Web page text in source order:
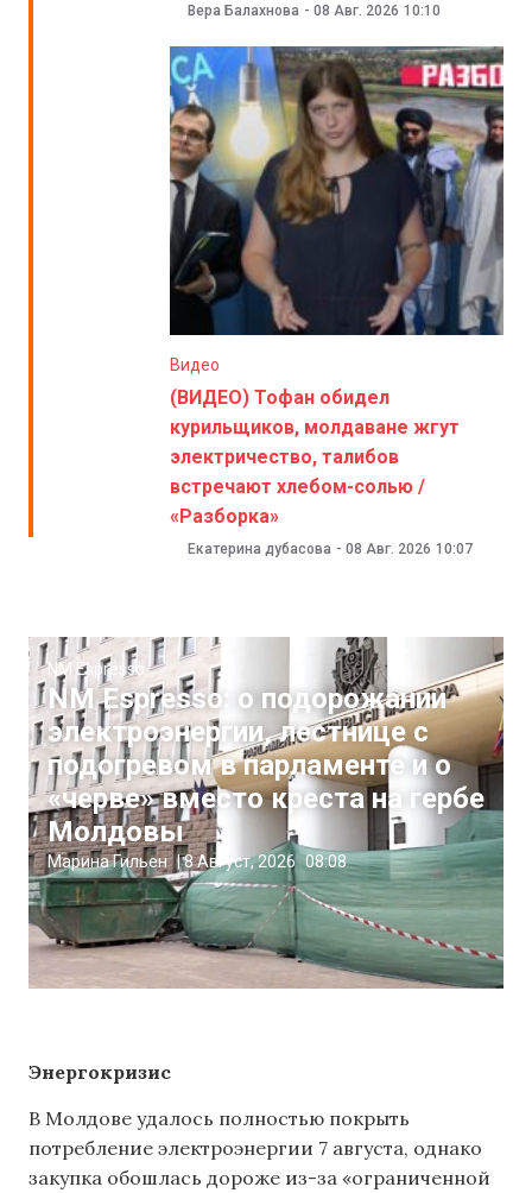
Вера Балахнова - 08 Авг. 2026 10:10
Видео
(ВИДЕО) Тофан обидел
курильщиков, молдаване жгут
электричество, талибов
встречают хлебом-солью /
«Разборка»
Екатерина дубасова - 08 Авг. 2026 10:07
NM Espresso
NM Espresso: о подорожании
электроэнергии, лестнице с
подогревом в парламенте и о
«черве» вместо креста на гербе
Молдовы
Марина Гильен |8 Август, 2026 08:08
Энергокризис
В Молдове удалось полностью покрыть
потребление электроэнергии 7 августа, однако
закупка обошлась дороже из-за «ограниченной